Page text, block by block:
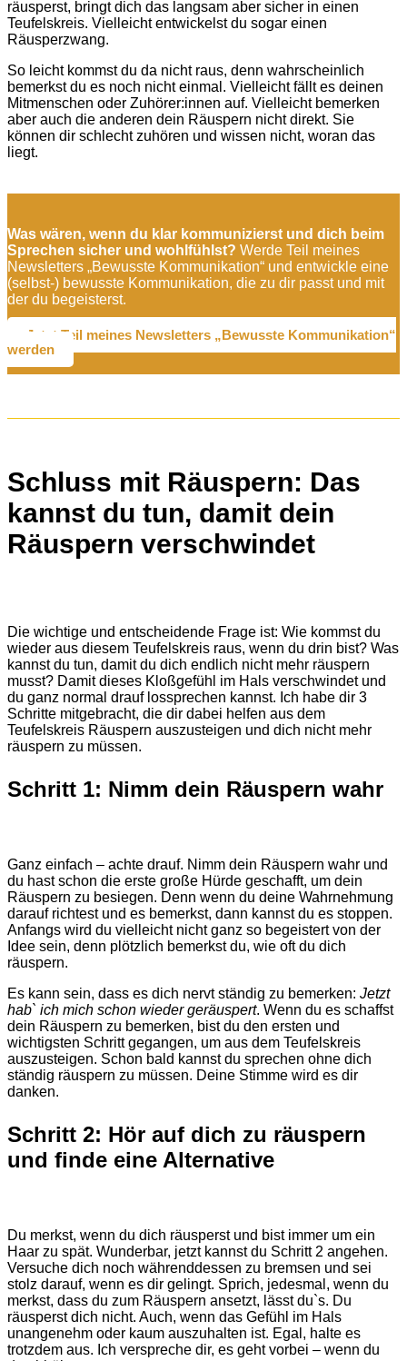
räusperst, bringt dich das langsam aber sicher in einen
Teufelskreis. Vielleicht entwickelst du sogar einen
Räusperzwang.
So leicht kommst du da nicht raus, denn wahrscheinlich
bemerkst du es noch nicht einmal. Vielleicht fällt es deinen
Mitmenschen oder Zuhörer:innen auf. Vielleicht bemerken
aber auch die anderen dein Räuspern nicht direkt. Sie
können dir schlecht zuhören und wissen nicht, woran das
liegt.
Was wären, wenn du klar kommunizierst und dich beim
Sprechen sicher und wohlfühlst? Werde Teil meines
Newsletters „Bewusste Kommunikation“ und entwickle eine
(selbst-) bewusste Kommunikation, die zu dir passt und mit
der du begeisterst.
Jetzt Teil meines Newsletters „Bewusste Kommunikation“
werden
Schluss mit Räuspern: Das
kannst du tun, damit dein
Räuspern verschwindet
Die wichtige und entscheidende Frage ist: Wie kommst du
wieder aus diesem Teufelskreis raus, wenn du drin bist? Was
kannst du tun, damit du dich endlich nicht mehr räuspern
musst? Damit dieses Kloßgefühl im Hals verschwindet und
du ganz normal drauf lossprechen kannst. Ich habe dir 3
Schritte mitgebracht, die dir dabei helfen aus dem
Teufelskreis Räuspern auszusteigen und dich nicht mehr
räuspern zu müssen.
Schritt 1: Nimm dein Räuspern wahr
Ganz einfach – achte drauf. Nimm dein Räuspern wahr und
du hast schon die erste große Hürde geschafft, um dein
Räuspern zu besiegen. Denn wenn du deine Wahrnehmung
darauf richtest und es bemerkst, dann kannst du es stoppen.
Anfangs wird du vielleicht nicht ganz so begeistert von der
Idee sein, denn plötzlich bemerkst du, wie oft du dich
räuspern.
Es kann sein, dass es dich nervt ständig zu bemerken: Jetzt
hab` ich mich schon wieder geräuspert. Wenn du es schaffst
dein Räuspern zu bemerken, bist du den ersten und
wichtigsten Schritt gegangen, um aus dem Teufelskreis
auszusteigen. Schon bald kannst du sprechen ohne dich
ständig räuspern zu müssen. Deine Stimme wird es dir
danken.
Schritt 2: Hör auf dich zu räuspern
und finde eine Alternative
Du merkst, wenn du dich räusperst und bist immer um ein
Haar zu spät. Wunderbar, jetzt kannst du Schritt 2 angehen.
Versuche dich noch währenddessen zu bremsen und sei
stolz darauf, wenn es dir gelingt. Sprich, jedesmal, wenn du
merkst, dass du zum Räuspern ansetzt, lässt du`s. Du
räusperst dich nicht. Auch, wenn das Gefühl im Hals
unangenehm oder kaum auszuhalten ist. Egal, halte es
trotzdem aus. Ich verspreche dir, es geht vorbei – wenn du